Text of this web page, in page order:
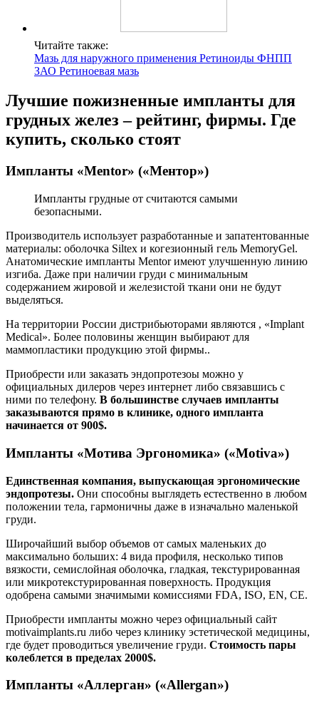
Читайте также:
Мазь для наружного применения Ретиноиды ФНПП
ЗАО Ретиноевая мазь
Лучшие пожизненные импланты для
грудных желез – рейтинг, фирмы. Где
купить, сколько стоят
Импланты «Mentor» («Ментор»)
Импланты грудные от считаются самыми
безопасными.
Производитель использует разработанные и запатентованные
материалы: оболочка Siltex и когезионный гель MemoryGel.
Анатомические импланты Mentor имеют улучшенную линию
изгиба. Даже при наличии груди с минимальным
содержанием жировой и железистой ткани они не будут
выделяться.
На территории России дистрибьюторами являются , «Implant
Medical». Более половины женщин выбирают для
маммопластики продукцию этой фирмы..
Приобрести или заказать эндопротезоы можно у
официальных дилеров через интернет либо связавшись с
ними по телефону. В большинстве случаев импланты
заказываются прямо в клинике, одного импланта
начинается от 900$.
Импланты «Мотива Эргономика» («Motiva»)
Единственная компания, выпускающая эргономические
эндопротезы. Они способны выглядеть естественно в любом
положении тела, гармоничны даже в изначально маленькой
груди.
Широчайший выбор объемов от самых маленьких до
максимально больших: 4 вида профиля, несколько типов
вязкости, семислойная оболочка, гладкая, текстурированная
или микротекстурированная поверхность. Продукция
одобрена самыми значимыми комиссиями FDA, ISO, EN, СЕ.
Приобрести импланты можно через официальный сайт
motivaimplants.ru либо через клинику эстетической медицины,
где будет проводиться увеличение груди. Стоимость пары
колеблется в пределах 2000$.
Импланты «Аллерган» («Allergan»)